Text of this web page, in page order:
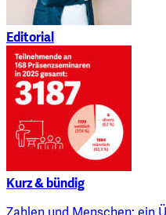
Editorial
Kurz & bündig